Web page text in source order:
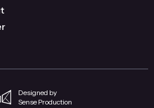
Designed by
Sense Production